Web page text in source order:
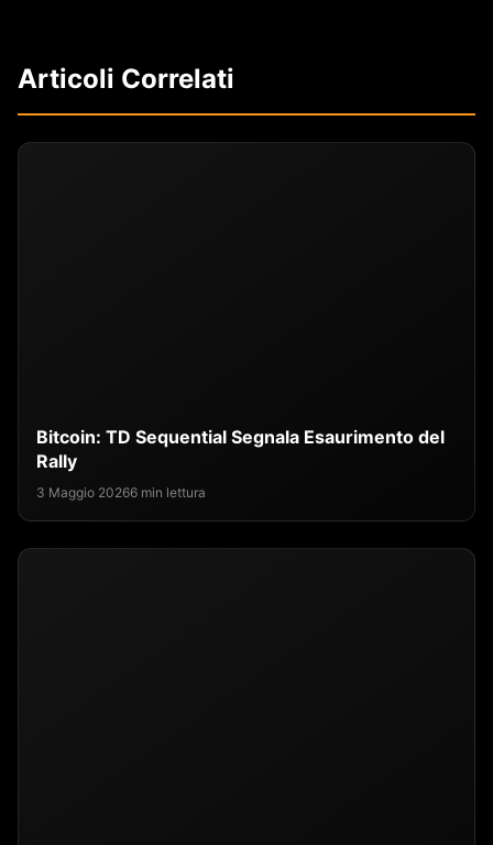
Articoli Correlati
Bitcoin: TD Sequential Segnala Esaurimento del
Rally
3 Maggio 20266 min lettura